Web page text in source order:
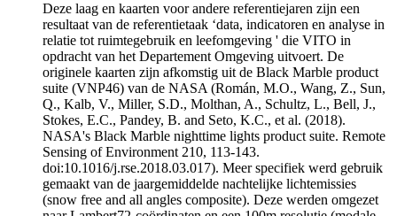
Deze laag en kaarten voor andere referentiejaren zijn een
resultaat van de referentietaak ‘data, indicatoren en analyse in
relatie tot ruimtegebruik en leefomgeving ' die VITO in
opdracht van het Departement Omgeving uitvoert. De
originele kaarten zijn afkomstig uit de Black Marble product
suite (VNP46) van de NASA (Román, M.O., Wang, Z., Sun,
Q., Kalb, V., Miller, S.D., Molthan, A., Schultz, L., Bell, J.,
Stokes, E.C., Pandey, B. and Seto, K.C., et al. (2018).
NASA's Black Marble nighttime lights product suite. Remote
Sensing of Environment 210, 113-143.
doi:10.1016/j.rse.2018.03.017). Meer specifiek werd gebruik
gemaakt van de jaargemiddelde nachtelijke lichtemissies
(snow free and all angles composite). Deze werden omgezet